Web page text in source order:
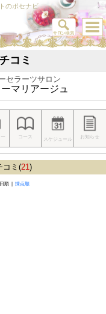
のポセナビ
コミ
セラーツサロン
マリアージュ
コース スケジュール お知らせ
コミ(21)
順 | 採点順